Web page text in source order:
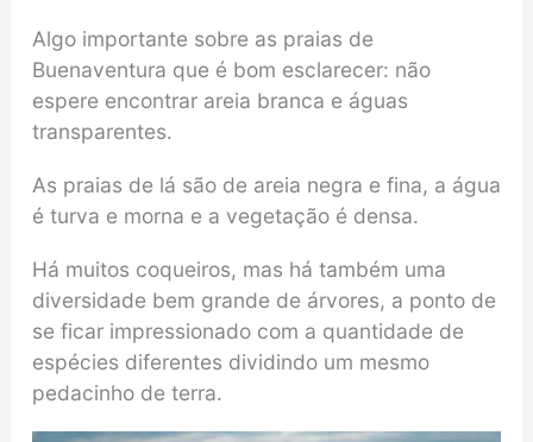
Algo importante sobre as praias de
Buenaventura que é bom esclarecer: não
espere encontrar areia branca e águas
transparentes.
As praias de lá são de areia negra e fina, a água
é turva e morna e a vegetação é densa.
Há muitos coqueiros, mas há também uma
diversidade bem grande de árvores, a ponto de
se ficar impressionado com a quantidade de
espécies diferentes dividindo um mesmo
pedacinho de terra.